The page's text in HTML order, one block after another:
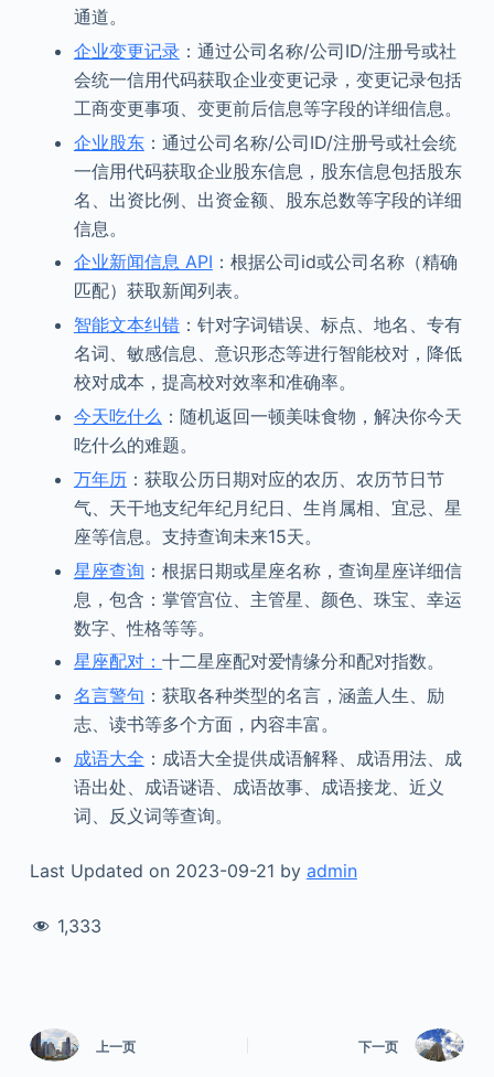
通道。
企业变更记录：通过公司名称/公司ID/注册号或社
会统一信用代码获取企业变更记录，变更记录包括
工商变更事项、变更前后信息等字段的详细信息。
企业股东：通过公司名称/公司ID/注册号或社会统
一信用代码获取企业股东信息，股东信息包括股东
名、出资比例、出资金额、股东总数等字段的详细
信息。
企业新闻信息 API ：根据公司id或公司名称（精确
匹配）获取新闻列表。
智能文本纠错：针对字词错误、标点、地名、专有
名词、敏感信息、意识形态等进行智能校对，降低
校对成本，提高校对效率和准确率。
今天吃什么 ：随机返回一顿美味食物，解决你今天
吃什么的难题。
万年历：获取公历日期对应的农历、农历节日节
气、天干地支纪年纪月纪日、生肖属相、宜忌、星
座等信息。支持查询未来15天。
星座查询 ：根据日期或星座名称，查询星座详细信
息，包含：掌管宫位、主管星、颜色、珠宝、幸运
数字、性格等等。
星座配对： 十二星座配对爱情缘分和配对指数。
名言警句 ：获取各种类型的名言，涵盖人生、励
志、读书等多个方面，内容丰富。
成语大全 ：成语大全提供成语解释、成语用法、成
语出处、成语谜语、成语故事、成语接龙、近义
词、反义词等查询。
Last Updated on 2023-09-21 by admin
1,333
上一页 下一页